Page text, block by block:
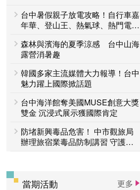
台中活動
賞花專區
主題遊程
台中国家歌剧院
台中暑假親子放電攻略！自行車嘉
年華、登山王、熱氣球、熱門電影
森林與濱海的夏季涼感 台中山海
露營消暑趣
韓國多家主流媒體大力報導！台中
魅力躍上國際掀話題
台中海洋館奪美國MUSE創意大獎
雙金 沉浸式展示獲國際肯定
防堵新興毒品危害！ 中市觀旅局
辦理旅宿業毒品防制講習 守護旅
客安全
當期活動
更多